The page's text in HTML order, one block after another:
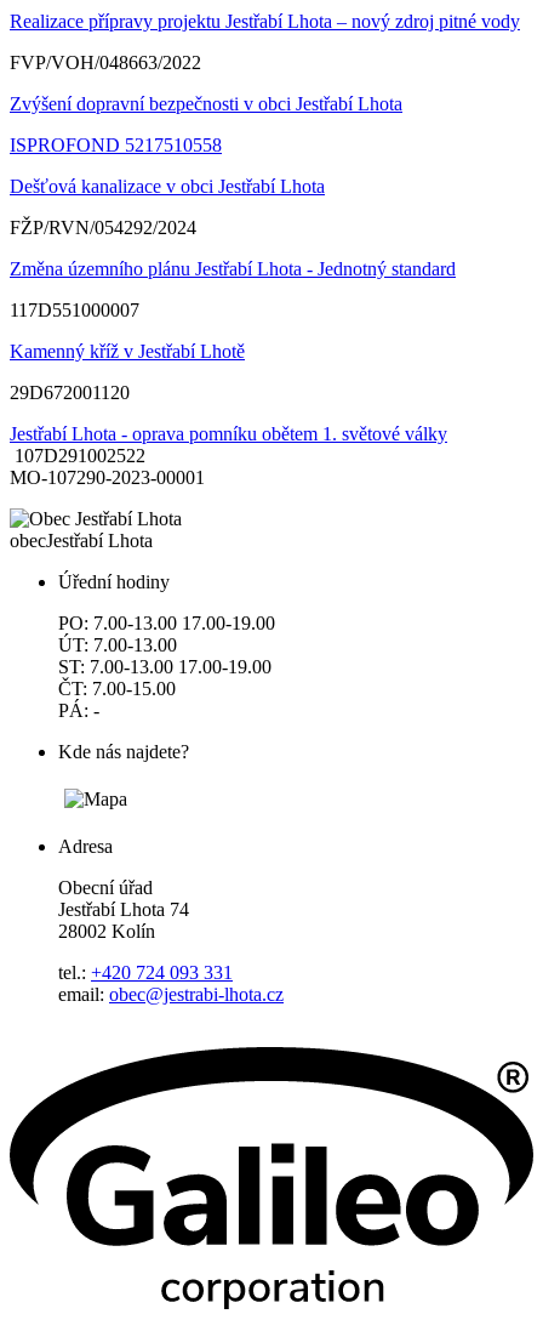
Realizace přípravy projektu Jestřabí Lhota – nový zdroj pitné vody
FVP/VOH/048663/2022
Zvýšení dopravní bezpečnosti v obci Jestřabí Lhota
ISPROFOND 5217510558
Dešťová kanalizace v obci Jestřabí Lhota
FŽP/RVN/054292/2024
Změna územního plánu Jestřabí Lhota - Jednotný standard
117D551000007
Kamenný kříž v Jestřabí Lhotě
29D672001120
Jestřabí Lhota - oprava pomníku obětem 1. světové války
107D291002522
MO-107290-2023-00001
obecJestřabí Lhota
Úřední hodiny
PO: 7.00-13.00 17.00-19.00
ÚT: 7.00-13.00
ST: 7.00-13.00 17.00-19.00
ČT: 7.00-15.00
PÁ: -
Kde nás najdete?
Adresa
Obecní úřad
Jestřabí Lhota 74
28002 Kolín
tel.: +420 724 093 331
email: obec@jestrabi-lhota.cz